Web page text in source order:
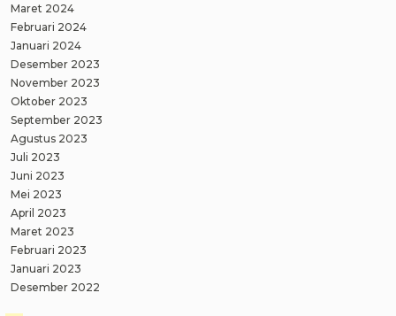
Maret 2024
Februari 2024
Januari 2024
Desember 2023
November 2023
Oktober 2023
September 2023
Agustus 2023
Juli 2023
Juni 2023
Mei 2023
April 2023
Maret 2023
Februari 2023
Januari 2023
Desember 2022